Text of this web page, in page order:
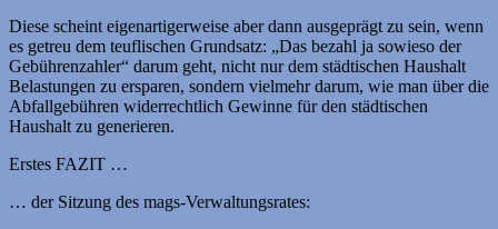
Diese scheint eigenartigerweise aber dann ausgeprägt zu sein, wenn
es getreu dem teuflischen Grundsatz: „Das bezahl ja sowieso der
Gebührenzahler“ darum geht, nicht nur dem städtischen Haushalt
Belastungen zu ersparen, sondern vielmehr darum, wie man über die
Abfallgebühren widerrechtlich Gewinne für den städtischen
Haushalt zu generieren.
Erstes FAZIT …
… der Sitzung des mags-Verwaltungsrates: